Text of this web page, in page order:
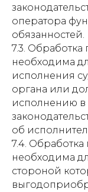
оператора
обязанностей.
7.3.
необходима
исполнения
органа или
исполнению в
об
7.4.
необходима
стороной